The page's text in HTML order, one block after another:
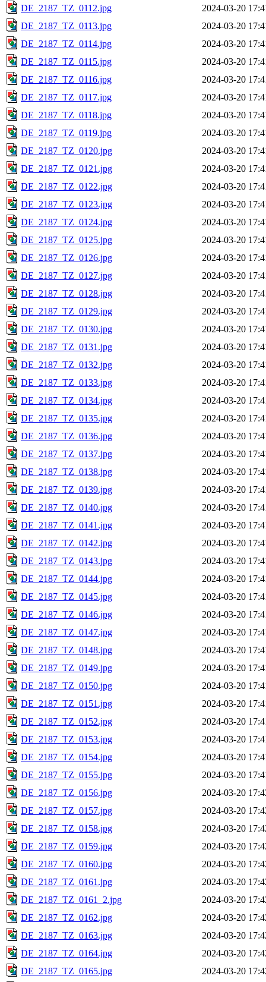
DE_2187_TZ_0112.jpg
2024-03-20
DE_2187_TZ_0113.jpg
2024-03-20
DE_2187_TZ_0114.jpg
2024-03-20
DE_2187_TZ_0115.jpg
2024-03-20
DE_2187_TZ_0116.jpg
2024-03-20
DE_2187_TZ_0117.jpg
2024-03-20
DE_2187_TZ_0118.jpg
2024-03-20
DE_2187_TZ_0119.jpg
2024-03-20
DE_2187_TZ_0120.jpg
2024-03-20
DE_2187_TZ_0121.jpg
2024-03-20
DE_2187_TZ_0122.jpg
2024-03-20
DE_2187_TZ_0123.jpg
2024-03-20
DE_2187_TZ_0124.jpg
2024-03-20
DE_2187_TZ_0125.jpg
2024-03-20
DE_2187_TZ_0126.jpg
2024-03-20
DE_2187_TZ_0127.jpg
2024-03-20
DE_2187_TZ_0128.jpg
2024-03-20
DE_2187_TZ_0129.jpg
2024-03-20
DE_2187_TZ_0130.jpg
2024-03-20
DE_2187_TZ_0131.jpg
2024-03-20
DE_2187_TZ_0132.jpg
2024-03-20
DE_2187_TZ_0133.jpg
2024-03-20
DE_2187_TZ_0134.jpg
2024-03-20
DE_2187_TZ_0135.jpg
2024-03-20
DE_2187_TZ_0136.jpg
2024-03-20
DE_2187_TZ_0137.jpg
2024-03-20
DE_2187_TZ_0138.jpg
2024-03-20
DE_2187_TZ_0139.jpg
2024-03-20
DE_2187_TZ_0140.jpg
2024-03-20
DE_2187_TZ_0141.jpg
2024-03-20
DE_2187_TZ_0142.jpg
2024-03-20
DE_2187_TZ_0143.jpg
2024-03-20
DE_2187_TZ_0144.jpg
2024-03-20
DE_2187_TZ_0145.jpg
2024-03-20
DE_2187_TZ_0146.jpg
2024-03-20
DE_2187_TZ_0147.jpg
2024-03-20
DE_2187_TZ_0148.jpg
2024-03-20
DE_2187_TZ_0149.jpg
2024-03-20
DE_2187_TZ_0150.jpg
2024-03-20
DE_2187_TZ_0151.jpg
2024-03-20
DE_2187_TZ_0152.jpg
2024-03-20
DE_2187_TZ_0153.jpg
2024-03-20
DE_2187_TZ_0154.jpg
2024-03-20
DE_2187_TZ_0155.jpg
2024-03-20
DE_2187_TZ_0156.jpg
2024-03-20
DE_2187_TZ_0157.jpg
2024-03-20
DE_2187_TZ_0158.jpg
2024-03-20
DE_2187_TZ_0159.jpg
2024-03-20
DE_2187_TZ_0160.jpg
2024-03-20
DE_2187_TZ_0161.jpg
2024-03-20
DE_2187_TZ_0161_2.jpg
2024-03-20
DE_2187_TZ_0162.jpg
2024-03-20
DE_2187_TZ_0163.jpg
2024-03-20
DE_2187_TZ_0164.jpg
2024-03-20
DE_2187_TZ_0165.jpg
2024-03-20